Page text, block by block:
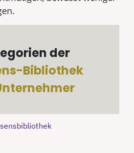
der
Bibliothek